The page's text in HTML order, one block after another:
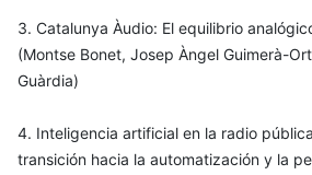
3. Catalunya Àudio: El equilibrio
(Montse Bonet, Josep Àngel Guimerà-
Guàrdia)
4. Inteligencia artificial en la radio
transición hacia la automatización y la